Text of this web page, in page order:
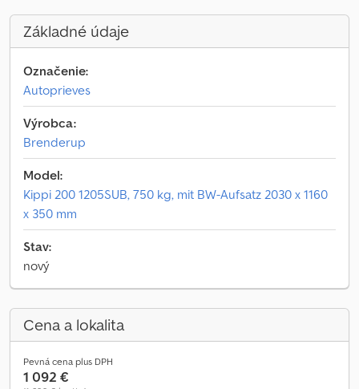
Základné údaje
Označenie:
Autoprieves
Výrobca:
Brenderup
Model:
Kippi 200 1205SUB, 750 kg, mit BW-Aufsatz 2030 x 1160
x 350 mm
Stav:
nový
Cena a lokalita
Pevná cena plus DPH
1 092 €